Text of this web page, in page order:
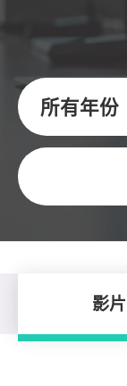
所有年份
關鍵字
影片